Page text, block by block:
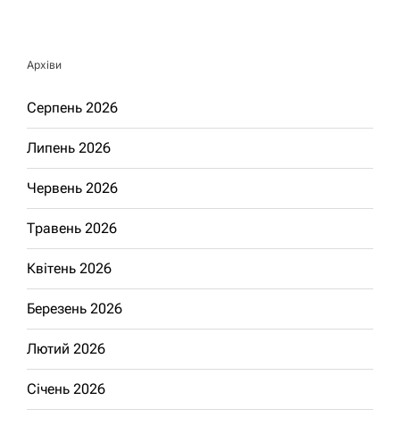
Архіви
Серпень 2026
Липень 2026
Червень 2026
Травень 2026
Квітень 2026
Березень 2026
Лютий 2026
Січень 2026